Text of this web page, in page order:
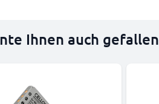
Ihnen auch gefallen